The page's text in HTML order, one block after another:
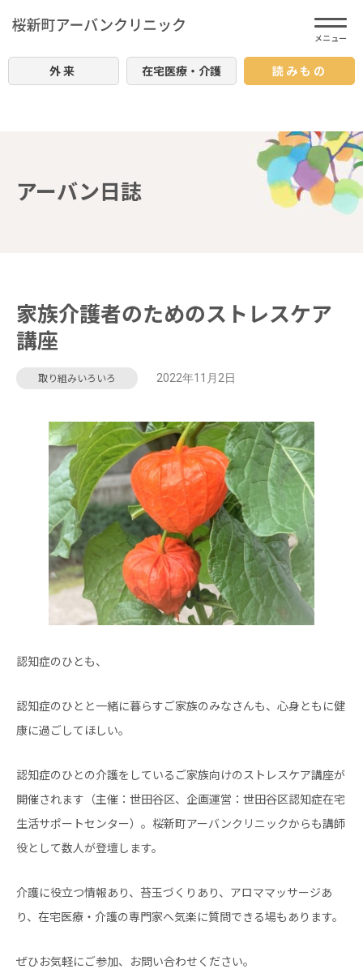
外来 在宅医療・介護 読みもの
アーバン日誌
家族介護者のためのストレスケア
講座
取り組みいろいろ 2022年11月2日
認知症のひとも、
認知症のひとと一緒に暮らすご家族のみなさんも、心身ともに健
康に過ごしてほしい。
認知症のひとの介護をしているご家族向けのストレスケア講座が
開催されます（主催：世田谷区、企画運営：世田谷区認知症在宅
生活サポートセンター）。桜新町アーバンクリニックからも講師
役として数人が登壇します。
介護に役立つ情報あり、苔玉づくりあり、アロママッサージあ
り、在宅医療・介護の専門家へ気楽に質問できる場もあります。
ぜひお気軽にご参加、お問い合わせください。